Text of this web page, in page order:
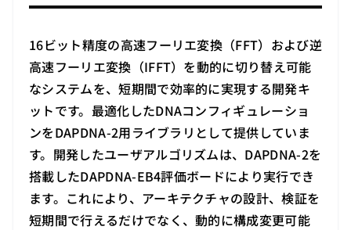
16ビット精度の高速フーリエ変換（FFT）および逆
高速フーリエ変換（IFFT）を動的に切り替え可能
なシステムを、短期間で効率的に実現する開発キ
ットです。最適化したDNAコンフィギュレーショ
ンをDAPDNA-2用ライブラリとして提供していま
す。開発したユーザアルゴリズムは、DAPDNA-2を
搭載したDAPDNA-EB4評価ボードにより実行でき
ます。これにより、アーキテクチャの設計、検証を
短期間で行えるだけでなく、動的に構成変更可能